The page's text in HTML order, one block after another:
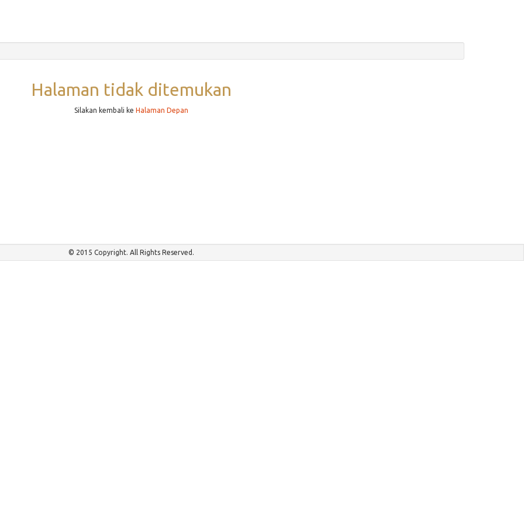
Halaman tidak ditemukan
Silakan kembali ke Halaman Depan
© 2015 Copyright. All Rights Reserved.